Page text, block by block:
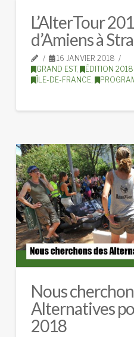
L’AlterTour
d’Amiens à
16 JANVIER 2018
GRAND EST, ÉDITION 2018
ÎLE-DE-FRANCE,
Nous
Alternatives
2018